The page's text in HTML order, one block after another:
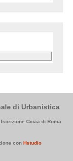
di Urbanistica
Cciaa di Roma
con Hstudio